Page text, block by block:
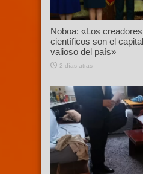
Noboa: «Los
científicos son el
valioso del país»
2 días atras